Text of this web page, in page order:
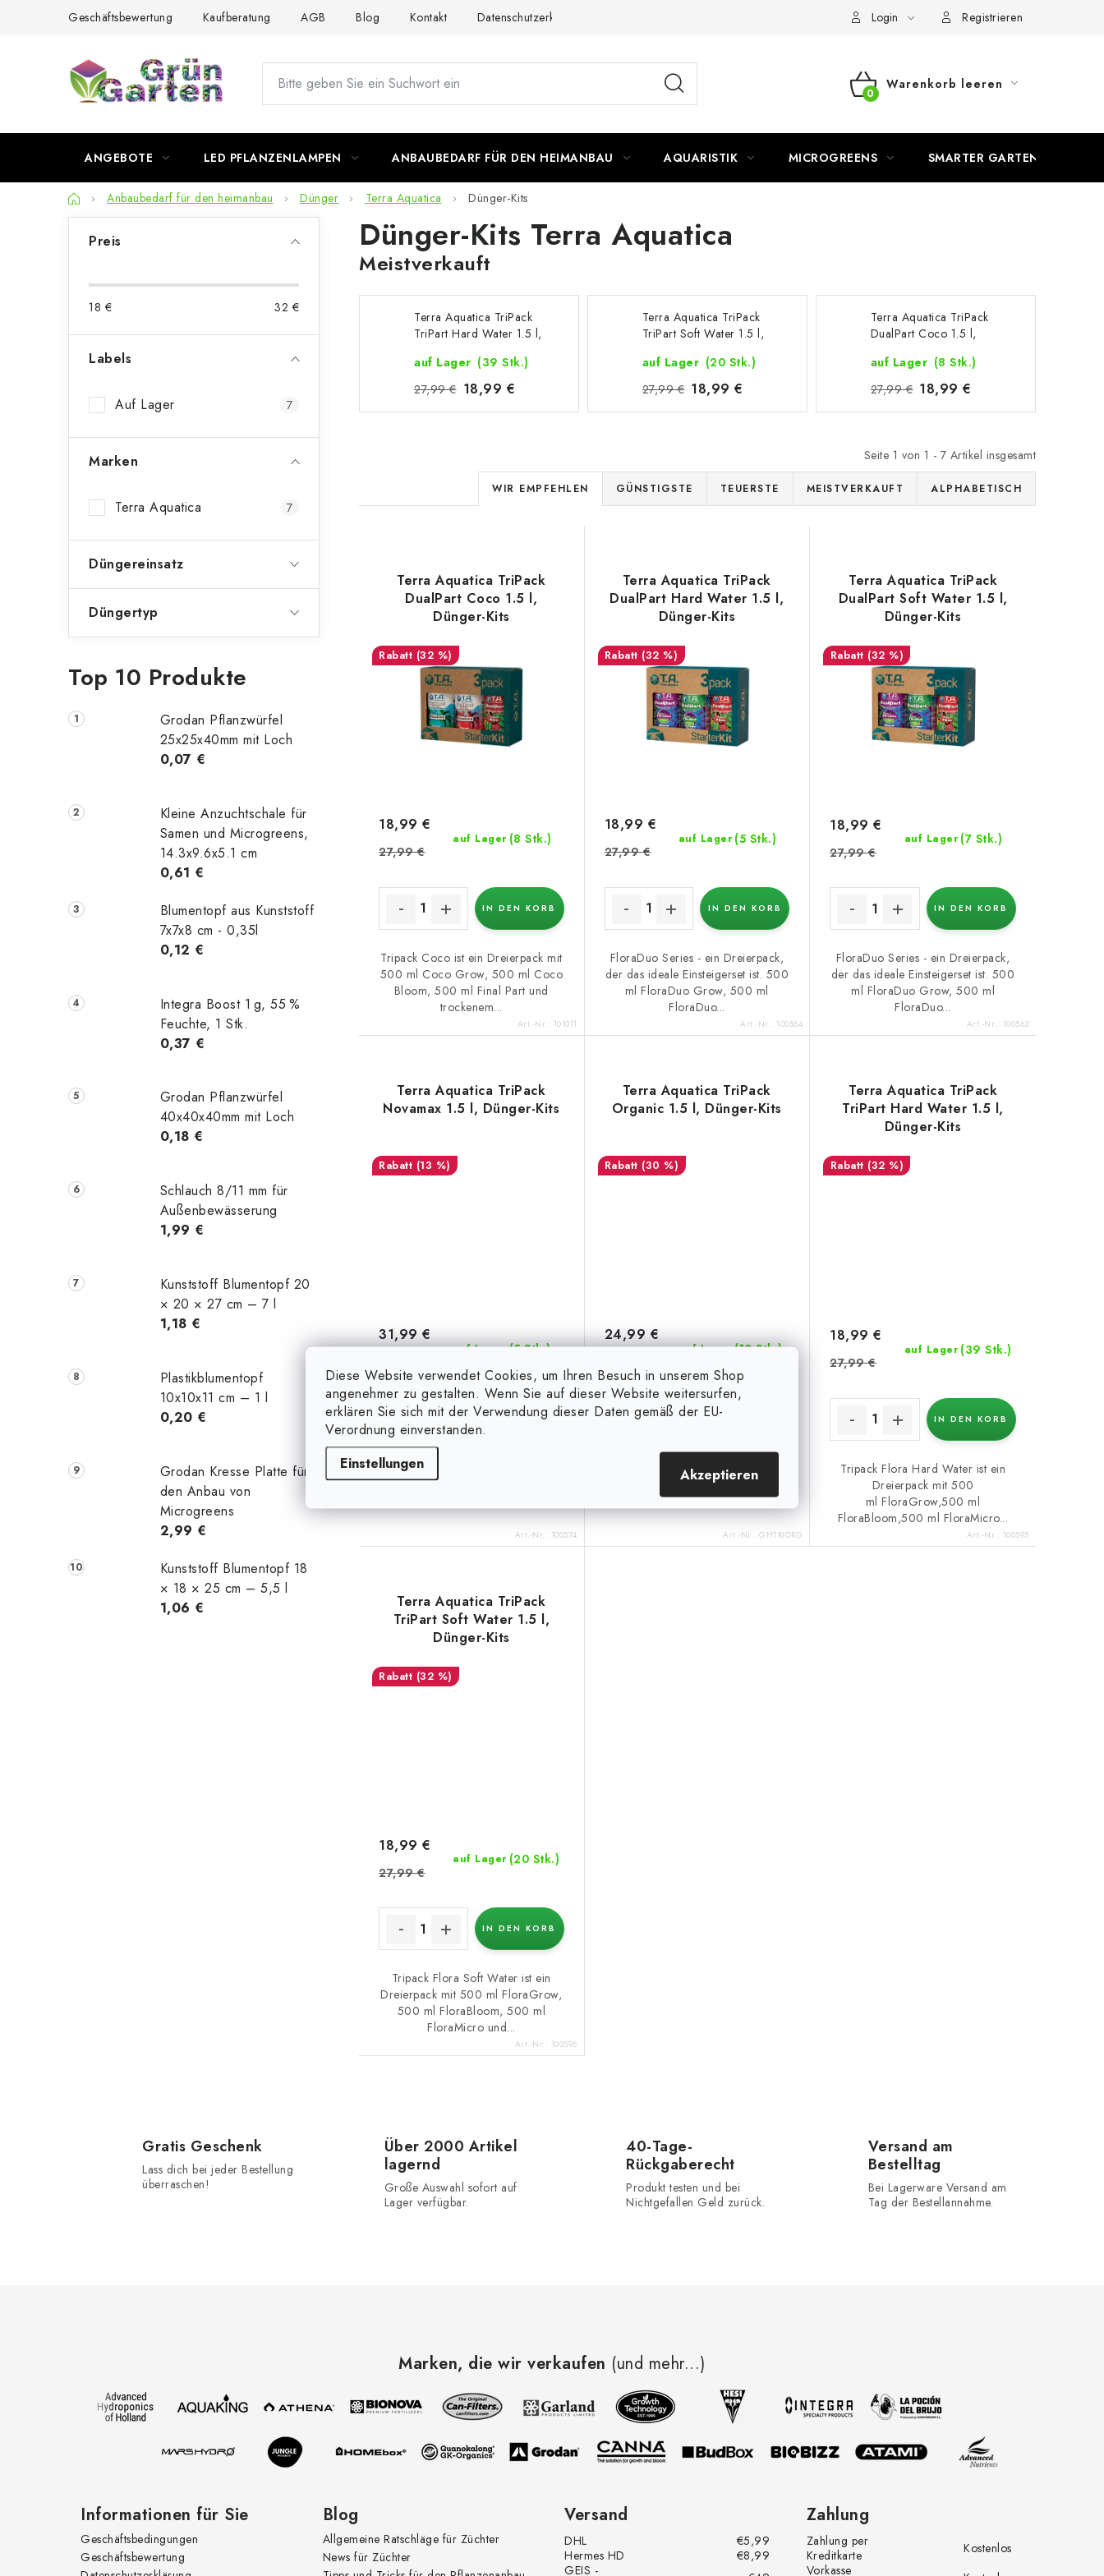
Diese Website verwendet Cookies, um Ihren Besuch in unserem Shop
angenehmer zu gestalten. Wenn Sie auf dieser Website weitersurfen,
erklären Sie sich mit der Verwendung dieser Daten gemäß der EU-
Verordnung einverstanden.
Einstellungen
Akzeptieren
Geschäftsbewertung Kaufberatung AGB Blog Kontakt Datenschutzerklärung Login Registrieren
WARENKORB
Warenkorb leeren
ANGEBOTE LED PFLANZENLAMPEN ANBAUBEDARF FÜR DEN HEIMANBAU AQUARISTIK MICROGREENS SMARTER GARTEN
StartseiteAnbaubedarf für den heimanbau Dünger Terra Aquatica Dünger-Kits
t
e
t
Preis
18 € 32 €
Labels
Auf Lager 7
Marken
Terra Aquatica 7
Düngereinsatz
Düngertyp
Top 10 Produkte
Grodan Pflanzwürfel
25x25x40mm mit Loch
0,07 €
Kleine Anzuchtschale für
Samen und Microgreens,
14.3x9.6x5.1 cm
0,61 €
Blumentopf aus Kunststoff
7x7x8 cm - 0,35l
0,12 €
Integra Boost 1 g, 55 %
Feuchte, 1 Stk.
0,37 €
Grodan Pflanzwürfel
40x40x40mm mit Loch
0,18 €
Schlauch 8/11 mm für
Außenbewässerung
1,99 €
Kunststoff Blumentopf 20
× 20 × 27 cm – 7 l
1,18 €
Plastikblumentopf
10x10x11 cm – 1 l
0,20 €
Grodan Kresse Platte für
den Anbau von
Microgreens
2,99 €
Kunststoff Blumentopf 18
× 18 × 25 cm – 5,5 l
1,06 €
Dünger-Kits Terra Aquatica
Meistverkauft
Terra Aquatica TriPack
TriPart Hard Water 1.5 l,
auf Lager (39 Stk.)
27,99 € 18,99 €
Terra Aquatica TriPack
TriPart Soft Water 1.5 l,
auf Lager (20 Stk.)
27,99 € 18,99 €
Terra Aquatica TriPack
DualPart Coco 1.5 l,
auf Lager (8 Stk.)
27,99 € 18,99 €
Seite 1 von 1 - 7 Artikel insgesamt
P
r
d
u
t
s
o
i
r
u
n
g
WIR EMPFEHLEN GÜNSTIGSTE TEUERSTE MEISTVERKAUFT ALPHABETISCH
e
Terra Aquatica TriPack
DualPart Coco 1.5 l,
Dünger-Kits
(32 %)
auf Lager (8 Stk.)
18,99 €
27,99 €
IN DEN KORB
Tripack Coco ist ein Dreierpack mit
500 ml Coco Grow, 500 ml Coco
Bloom, 500 ml Final Part und
trockenem...
Art.-Nr.: 101011
Terra Aquatica TriPack
DualPart Hard Water 1.5 l,
Dünger-Kits
(32 %)
auf Lager (5 Stk.)
18,99 €
27,99 €
IN DEN KORB
FloraDuo Series - ein Dreierpack,
der das ideale Einsteigerset ist. 500
ml FloraDuo Grow, 500 ml
FloraDuo...
Art.-Nr.: 100564
Terra Aquatica TriPack
DualPart Soft Water 1.5 l,
Dünger-Kits
(32 %)
auf Lager (7 Stk.)
18,99 €
27,99 €
IN DEN KORB
FloraDuo Series - ein Dreierpack,
der das ideale Einsteigerset ist. 500
ml FloraDuo Grow, 500 ml
FloraDuo...
Art.-Nr.: 100563
Terra Aquatica TriPack
Novamax 1.5 l, Dünger-Kits
(13 %)
auf Lager(5 Stk.)
31,99 €
IN DEN KORB
FloraNova Series - ein Dreierpack,
der das ideale Einsteigerset ist. 473
Art.-Nr.: 100574
Terra Aquatica TriPack
Organic 1.5 l, Dünger-Kits
(30 %)
auf Lager(10 Stk.)
24,99 €
IN DEN KORB
Organisches Düngemittel-Set Terra
Aquatica TriPack Pro Organic.
Art.-Nr.:GHTRIORG
Terra Aquatica TriPack
TriPart Hard Water 1.5 l,
Dünger-Kits
(32 %)
auf Lager (39 Stk.)
18,99 €
27,99 €
IN DEN KORB
Tripack Flora Hard Water ist ein
Dreierpack mit 500
ml FloraGrow,500 ml
FloraBloom,500 ml FloraMicro...
Art.-Nr.: 100595
Terra Aquatica TriPack
TriPart Soft Water 1.5 l,
Dünger-Kits
(32 %)
auf Lager (20 Stk.)
18,99 €
27,99 €
IN DEN KORB
Tripack Flora Soft Water ist ein
Dreierpack mit 500 ml FloraGrow,
500 ml FloraBloom, 500 ml
FloraMicro und...
Art.-Nr.: 100596
e
n
t
e
r
Gratis Geschenk
Lass dich bei jeder Bestellung
überraschen!
Über 2000 Artikel
lagernd
Große Auswahl sofort auf
Lager verfügbar.
40-Tage-
Rückgaberecht
Produkt testen und bei
Nichtgefallen Geld zurück.
Versand am
Bestelltag
Bei Lagerware Versand am
Tag der Bestellannahme.
Marken, die wir verkaufen (und mehr...)
Informationen für Sie
Geschäftsbedingungen
Geschäftsbewertung
Blog
Allgemeine Ratschläge für Züchter
News für Züchter
Versand
DHL
€5,99
Hermes HD
€8,99
GEIS -
Zahlung
Zahlung per
Kreditkarte
Kostenlos
Vorkasse